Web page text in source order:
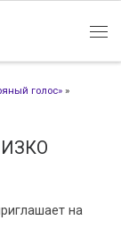
голос» »
на